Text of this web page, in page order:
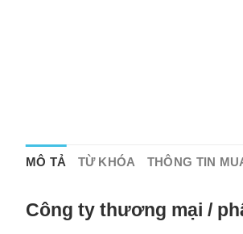
MÔ TẢ TỪ KHÓA THÔNG TIN
Công ty thương mại /